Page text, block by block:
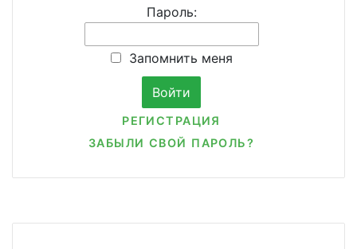
Пароль:
Запомнить меня
РЕГИСТРАЦИЯ
ЗАБЫЛИ СВОЙ ПАРОЛЬ?